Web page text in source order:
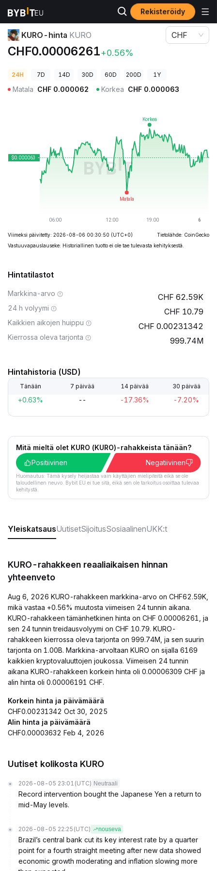
Rekisteröidy
Kryptohinnat
KURO-hinta KURO
CHF0.00006261+0.56%
CHF
24H 7D 14D 30D 60D 200D 1Y
Matala CHF 0.000062 Korkea CHF 0.000063
Viimeksi päivitetty: 2026-08-06 00:30:50 (UTC+0)
Tietolähde: CoinGecko
Vastuuvapauslauseke: Historiallinen tuotto ei ole tae tulevasta kehityksestä.
Hintatilastot
Markkina-arvo 62.59K
24 h volyymi 10.79
Kaikkien aikojen huippu 0.00231342
Kierrossa oleva tarjonta 999.74M
Hintahistoria (USD)
Tänään 7 päivää 14 päivää 30 päivää
+0.63% -- -17.36% -7.20%
Mitä mieltä olet KURO (KURO)-rahakkeista tänään?
Positiivinen
Negatiivinen
Huomautus: Tämä kysely heijastaa vain käyttäjien mielipiteitä eikä se ole
taloudellinen neuvo. Bybit EU ei tue sitä, eikä sen ole tarkoitus osoittaa tulevaa
kehitystä.
YleiskatsausUutisetSijoitusSosiaalinenUKK:t
KURO-rahakkeen reaaliaikaisen hinnan
yhteenveto
Aug 6, 2026 KURO-rahakkeen markkina-arvo on CHF62.59K,
mikä vastaa +0.56% muutosta viimeisen 24 tunnin aikana.
KURO-rahakkeen tämänhetkinen hinta on CHF 0.00006261, ja
sen 24 tunnin treidausvolyymi on CHF 10.79. KURO-
rahakkeen kierrossa oleva tarjonta on 999.74M, ja sen suurin
tarjonta on 1.00B. Markkina-arvoltaan KURO on sijalla 6169
kaikkien kryptovaluuttojen joukossa. Viimeisen 24 tunnin
aikana KURO-rahakkeen korkein hinta oli 0.00006309 CHF ja
alin hinta oli 0.00006191 CHF.
Korkein hinta ja päivämäärä
CHF0.00231342 Oct 30, 2025
Alin hinta ja päivämäärä
CHF0.00003632 Feb 4, 2026
Uutiset kolikosta KURO
2026-08-05 23:01 (UTC) Neutraali
Record intervention bought the Japanese Yen a return to
mid-May levels.
2026-08-05 22:25 (UTC) nouseva
Brazil’s central bank cut its key interest rate by a quarter
point for a fourth straight meeting after new data showed
economic growth moderating and inflation slowing more